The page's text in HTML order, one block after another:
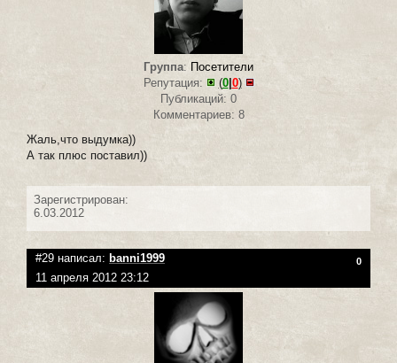
Группа: Посетители
Репутация:
(0|0)
Публикаций: 0
Комментариев: 8
Жаль,что выдумка))
А так плюс поставил))
Зарегистрирован:
6.03.2012
#29 написал: banni1999 0
11 апреля 2012 23:12